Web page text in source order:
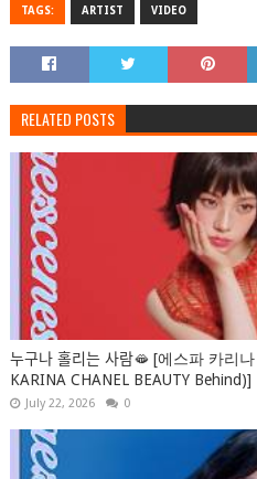
TAGS: ARTIST VIDEO
RELATED POSTS
누구나 홀리는 사람🫦 [에스파
KARINA CHANEL BEAUTY Behind)]
July 22, 2026 0